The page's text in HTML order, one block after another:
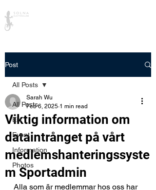
Post
All Posts
Elit
Event
Information
Photos
All Posts
Viktig information om
dataintrånget på vårt
medlemshanteringssyste
m Sportadmin
Sarah Wu
Feb 6, 2025 1 min read
Alla som är medlemmar hos oss har